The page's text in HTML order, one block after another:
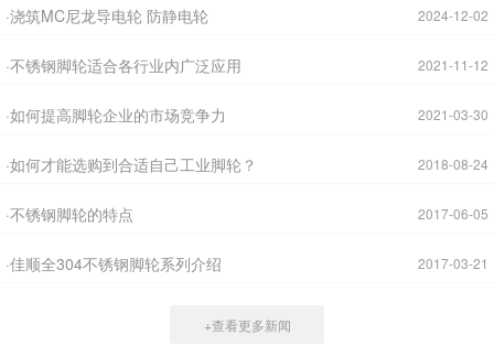
2024-12-02
·浇筑MC尼龙导电轮 防静电轮
2021-11-12
·不锈钢脚轮适合各行业内广泛应用
2021-03-30
·如何提高脚轮企业的市场竞争力
2018-08-24
·如何才能选购到合适自己工业脚轮？
2017-06-05
·不锈钢脚轮的特点
2017-03-21
·佳顺全304不锈钢脚轮系列介绍
+查看更多新闻